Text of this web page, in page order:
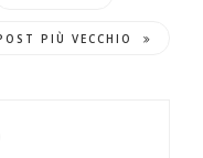
PIÙ VECCHIO